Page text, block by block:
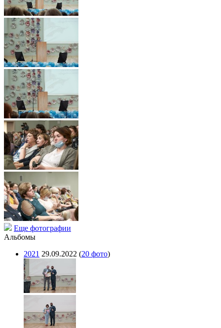
Еще фотографии
Альбомы
2021 29.09.2022 (20 фото)